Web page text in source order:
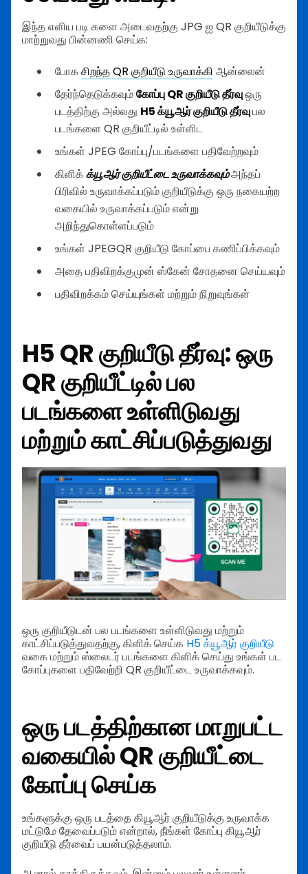
இந்த எளிய படி களை அடைவதற்கு JPG ஐ QR குறியீடுக்கு
மாற்றுவது பின்னணி செய்க:
போகசிறந்த QR குறியீடு உருவாக்கி ஆன்லைன்
தேர்ந்தெடுக்கவும்கோப்பு QR குறியீடு தீர்வுஒரு
படத்திற்கு அல்லது H5 க்யூஆர் குறியீடு தீர்வுபல
படங்களை QR குறியீட்டில் உள்ளிட
உங்கள் JPEG கோப்பு/படங்களை பதிவேற்றவும்
கிளிக்க்யூஆர் குறியீட்டை உருவாக்கவும்அந்தப்
பிரிவில் உருவாக்கப்படும் குறியீடுக்கு ஒரு நகையற்ற
வகையில் உருவாக்கப்படும் என்று
அறிந்துகொள்ளப்படும்
உங்கள் JPEGQR குறியீடு கோப்பை கணிப்பிக்கவும்
அதை பதிவிறக்குமுன் ஸ்கேன் சோதனை செய்யவும்
பதிவிறக்கம் செய்யுங்கள் மற்றும் நிறுவுங்கள்
H5 QR குறியீடு தீர்வு: ஒரு
QR குறியீட்டில் பல
படங்களை உள்ளிடுவது
மற்றும் காட்சிப்படுத்துவது
ஒரு குறியீடுடன் பல படங்களை உள்ளிடுவது மற்றும்
காட்சிப்படுத்துவதற்கு, கிளிக் செய்க H5 க்யூஆர் குறியீடு
வகை மற்றும் ஸ்லைடர் படங்களை கிளிக் செய்து உங்கள் பட
கோப்புகளை பதிவேற்றி QR குறியீட்டை உருவாக்கவும்.
ஒரு படத்திற்கான மாறுபட்ட
வகையில் QR குறியீட்டை
கோப்பு செய்க
உங்களுக்கு ஒரு படத்தை கியூஆர் குறியீடுக்கு உருவாக்க
மட்டுமே தேவைப்படும் என்றால், நீங்கள் கோப்பு கியூஆர்
குறியீடு தீர்வைப் பயன்படுத்தலாம்.